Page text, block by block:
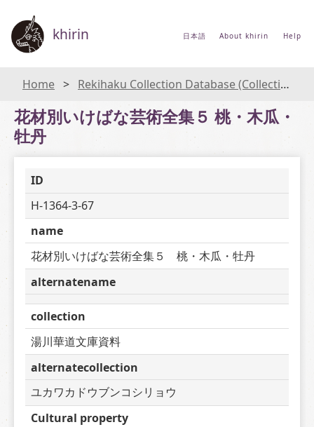
khirin 日本語 About khirin Help
Home Rekihaku Collection Database (Collections Database of the National Museum of Japanese History)
花材別いけばな芸術全集５ 桃・木瓜・
牡丹
ID
H-1364-3-67
name
花材別いけばな芸術全集５　桃・木瓜・牡丹
alternatename
collection
湯川華道文庫資料
alternatecollection
ユカワカドウブンコシリョウ
Cultural property